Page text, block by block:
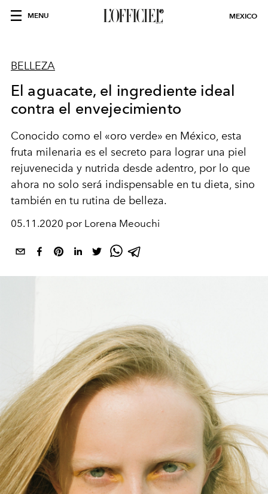
MENU MEXICO
BELLEZA
El aguacate, el ingrediente ideal
contra el envejecimiento
Conocido como el «oro verde» en México, esta
fruta milenaria es el secreto para lograr una piel
rejuvenecida y nutrida desde adentro, por lo que
ahora no solo será indispensable en tu dieta, sino
también en tu rutina de belleza.
05.11.2020 por Lorena Meouchi